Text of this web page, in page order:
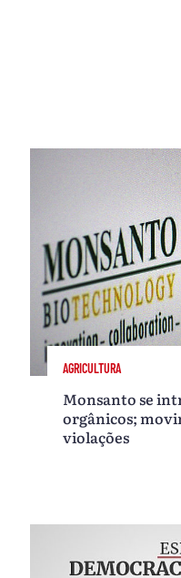
AGRICULTURA
Monsanto se
orgânicos;
violações